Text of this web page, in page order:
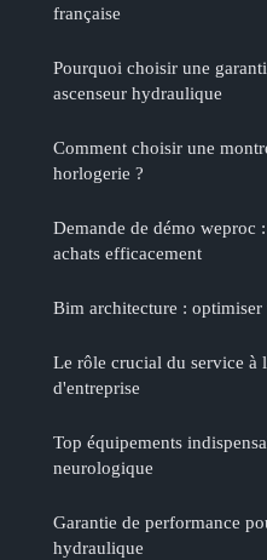
française
Pourquoi choisir une
ascenseur hydraulique
Comment choisir une
horlogerie ?
Demande de démo weproc
achats efficacement
Bim architecture :
Le rôle crucial du service à
d'entreprise
Top équipements
neurologique
Garantie de performance
hydraulique